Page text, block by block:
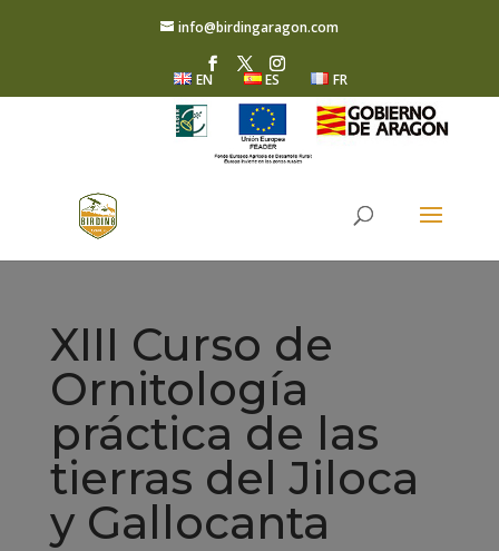
info@birdingaragon.com
EN ES FR
XIII Curso de
Ornitología
práctica de las
tierras del Jiloca
y Gallocanta